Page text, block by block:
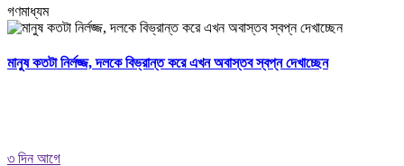
গণমাধ্যম
মানুষ কতটা নির্লজ্জ, দলকে বিভ্রান্ত করে এখন অবাস্তব স্বপ্ন দেখাচ্ছেন
৩ দিন আগে